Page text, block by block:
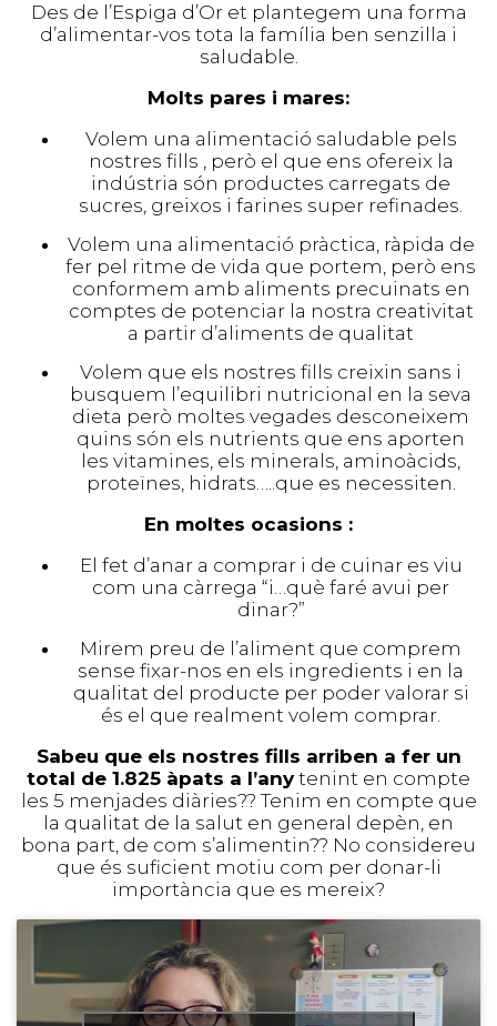
Des de l’Espiga d’Or et plantegem una forma
d’alimentar-vos tota la família ben senzilla i
saludable.
Molts pares i mares:
Volem una alimentació saludable pels
nostres fills , però el que ens ofereix la
indústria són productes carregats de
sucres, greixos i farines super refinades.
Volem una alimentació pràctica, ràpida de
fer pel ritme de vida que portem, però ens
conformem amb aliments precuinats en
comptes de potenciar la nostra creativitat
a partir d’aliments de qualitat
Volem que els nostres fills creixin sans i
busquem l’equilibri nutricional en la seva
dieta però moltes vegades desconeixem
quins són els nutrients que ens aporten
les vitamines, els minerals, aminoàcids,
proteïnes, hidrats…..que es necessiten.
En moltes ocasions :
El fet d’anar a comprar i de cuinar es viu
com una càrrega “i…què faré avui per
dinar?”
Mirem preu de l’aliment que comprem
sense fixar-nos en els ingredients i en la
qualitat del producte per poder valorar si
és el que realment volem comprar.
Sabeu que els nostres fills arriben a fer un
total de 1.825 àpats a l’anytenint en compte
les 5 menjades diàries?? Tenim en compte que
la qualitat de la salut en general depèn, en
bona part, de com s’alimentin?? No considereu
que és suficient motiu com per donar-li
importància que es mereix?